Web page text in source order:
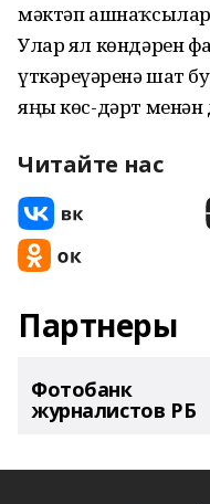
мәктәп
Улар ял көндәрен
үткәреүҙәренә шат
яңы көс-дәрт менән
Читайте нас
Партнеры
Фотобанк
журналистов РБ